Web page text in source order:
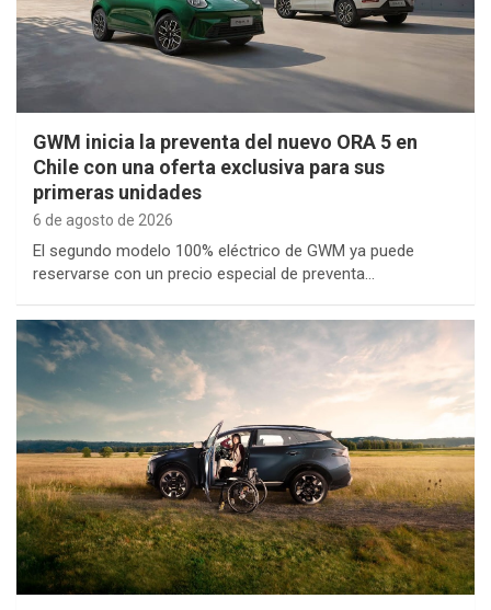
GWM inicia la preventa del nuevo ORA 5 en
Chile con una oferta exclusiva para sus
primeras unidades
6 de agosto de 2026
El segundo modelo 100% eléctrico de GWM ya puede
reservarse con un precio especial de preventa…